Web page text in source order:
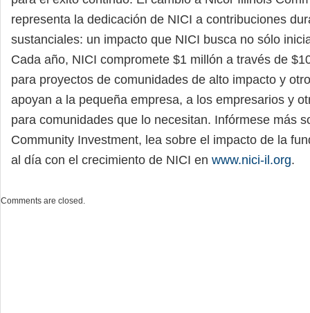
representa la dedicación de NICI a contribuciones
sustanciales: un impacto que NICI busca no sólo
Cada año, NICI compromete $1 millón a través de
para proyectos de comunidades de alto impacto y
apoyan a la pequeña empresa, a los empresarios y
para comunidades que lo necesitan. Infórmese más
Community Investment, lea sobre el impacto de la
al día con el crecimiento de NICI en www.nici-il.org.
Comments are closed.